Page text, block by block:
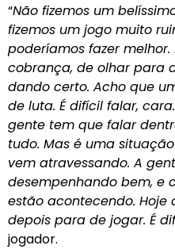
“Não fizemos um
fizemos um jogo muito
poderíamos fazer
cobrança, de olhar para
dando certo. Acho que
de luta. É difícil falar,
gente tem que falar
tudo. Mas é uma
vem atravessando. A
desempenhando bem, e
estão acontecendo. Hoje
depois para de jogar. É
jogador.